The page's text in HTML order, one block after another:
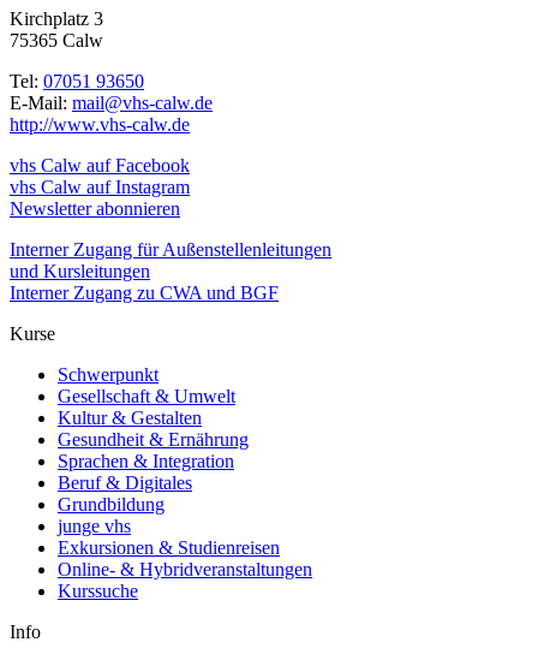
Kirchplatz 3
75365 Calw
Tel: 07051 93650
E-Mail: mail@vhs-calw.de
http://www.vhs-calw.de
vhs Calw auf Facebook
vhs Calw auf Instagram
Newsletter abonnieren
Interner Zugang für Außenstellenleitungen
und Kursleitungen
Interner Zugang zu CWA und BGF
Kurse
Schwerpunkt
Gesellschaft & Umwelt
Kultur & Gestalten
Gesundheit & Ernährung
Sprachen & Integration
Beruf & Digitales
Grundbildung
junge vhs
Exkursionen & Studienreisen
Online- & Hybridveranstaltungen
Kurssuche
Info